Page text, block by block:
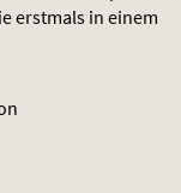
erstmals in einem